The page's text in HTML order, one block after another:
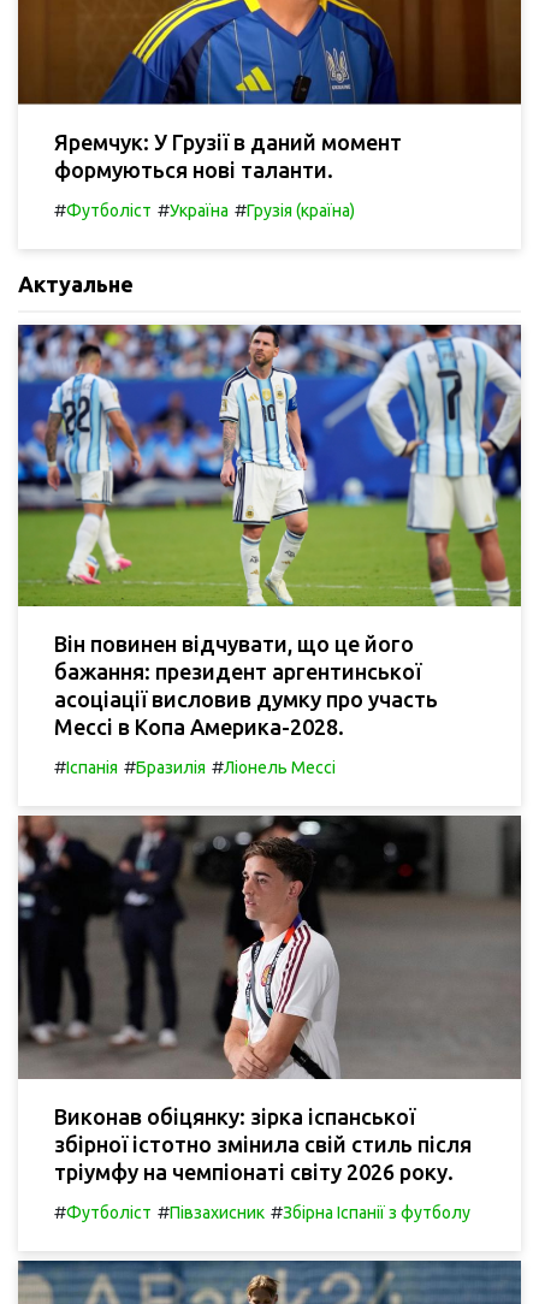
Яремчук: У Грузії в даний момент
формуються нові таланти.
#Футболіст #Україна #Грузія (країна)
Актуальне
Він повинен відчувати, що це його
бажання: президент аргентинської
асоціації висловив думку про участь
Мессі в Копа Америка-2028.
#Іспанія #Бразилія #Ліонель Мессі
Виконав обіцянку: зірка іспанської
збірної істотно змінила свій стиль після
тріумфу на чемпіонаті світу 2026 року.
#Футболіст #Півзахисник #Збірна Іспанії з футболу